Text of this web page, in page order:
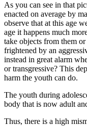
As you can see in that
enacted on average by
observe that at this age
age it happens much
take objects from them
frightened by an
instead in great alarm
or transgressive? This
harm the youth can do.
The youth during
body that is now adult
Thus, there is a high